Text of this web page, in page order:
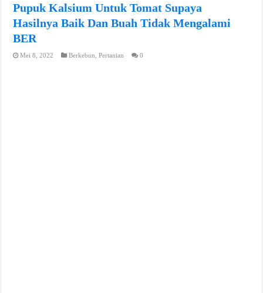
Pupuk Kalsium Untuk Tomat Supaya
Hasilnya Baik Dan Buah Tidak Mengalami
BER
Mei 8, 2022 Berkebun ,Pertanian 0